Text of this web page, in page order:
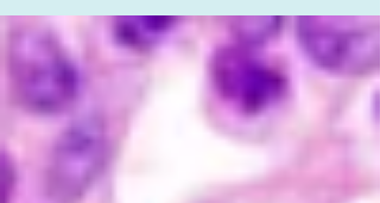
ます。 為替変動など、諸般の事情から、高濃
ビタミンC点滴について2022年8月より料金改
定を行います。...